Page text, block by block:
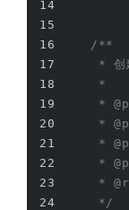
/**
* 创
     *
     *
     *
     *
     *
     *
     */